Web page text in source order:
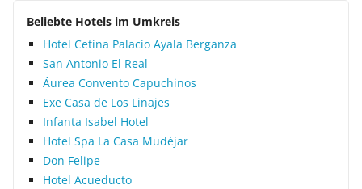
Beliebte Hotels im Umkreis
Hotel Cetina Palacio Ayala Berganza
San Antonio El Real
Áurea Convento Capuchinos
Exe Casa de Los Linajes
Infanta Isabel Hotel
Hotel Spa La Casa Mudéjar
Don Felipe
Hotel Acueducto